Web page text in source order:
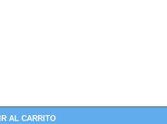
AL CARRITO